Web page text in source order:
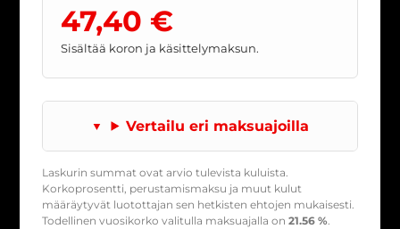
47,40 €
Sisältää koron ja käsittelymaksun.
Vertailu eri maksuajoilla
Laskurin summat ovat arvio tulevista kuluista.
Korkoprosentti, perustamismaksu ja muut kulut
määräytyvät luotottajan sen hetkisten ehtojen mukaisesti.
Todellinen vuosikorko valitulla maksuajalla on21.56 %.